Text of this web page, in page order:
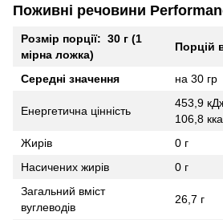
Поживні речовини
Розмір порції: 30 г (1
мірна ложка)
Порцій
Середні значення на 30 гр
Енергетична цінність
453,9
106,8
Жирів
0 г
Насичених жирів
0 г
Загальний вміст
вуглеводів
26,7 г